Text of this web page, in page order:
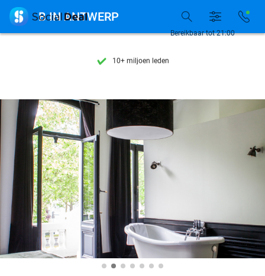
7 dagen per week beschikbaar
7 dagen per week beschikbaar
10+ miljoen leden
Bereikbaar tot 21:00
 B IN ANTWERP